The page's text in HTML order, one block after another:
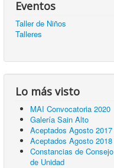
Eventos
Taller de Niños
Talleres
Lo más visto
MAI Convocatoria 2020
Galería Sain Alto
Aceptados Agosto 2017
Aceptados Agosto 2018
Constancias de Consejo
de Unidad